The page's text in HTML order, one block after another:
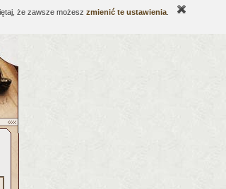
że zawsze możesz zmienić te ustawienia